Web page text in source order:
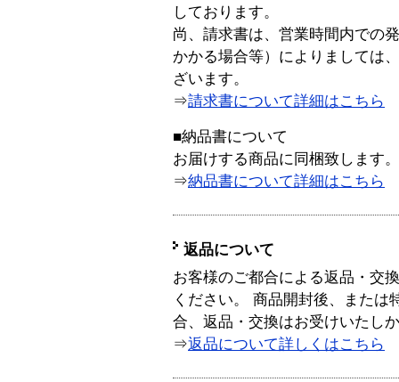
しております。
尚、請求書は、営業時間内での
かかる場合等）によりましては
ざいます。
⇒請求書について詳細はこちら
■納品書について
お届けする商品に同梱致します。
⇒納品書について詳細はこちら
返品について
お客様のご都合による返品・交
ください。 商品開封後、または
合、返品・交換はお受けいたし
⇒返品について詳しくはこちら